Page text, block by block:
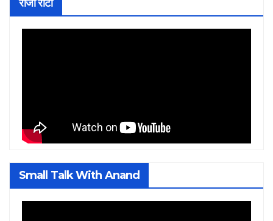
रोजी रोटी
Small Talk With Anand